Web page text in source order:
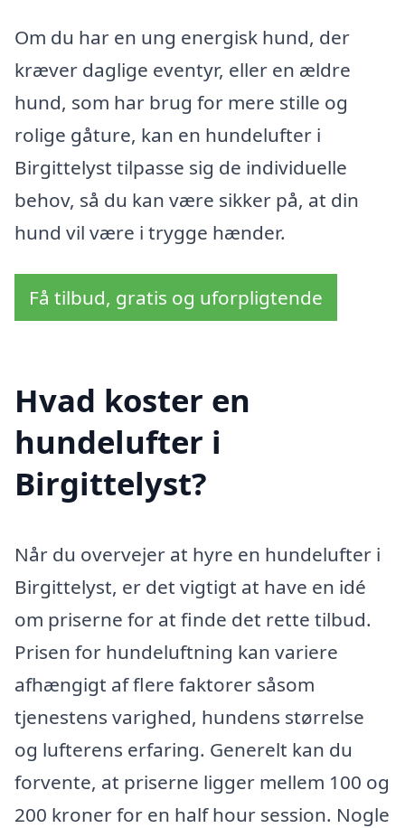
Om du har en ung energisk hund, der
kræver daglige eventyr, eller en ældre
hund, som har brug for mere stille og
rolige gåture, kan en hundelufter i
Birgittelyst tilpasse sig de individuelle
behov, så du kan være sikker på, at din
hund vil være i trygge hænder.
Få tilbud, gratis og uforpligtende
Hvad koster en
hundelufter i
Birgittelyst?
Når du overvejer at hyre en hundelufter i
Birgittelyst, er det vigtigt at have en idé
om priserne for at finde det rette tilbud.
Prisen for hundeluftning kan variere
afhængigt af flere faktorer såsom
tjenestens varighed, hundens størrelse
og lufterens erfaring. Generelt kan du
forvente, at priserne ligger mellem 100 og
200 kroner for en half hour session. Nogle